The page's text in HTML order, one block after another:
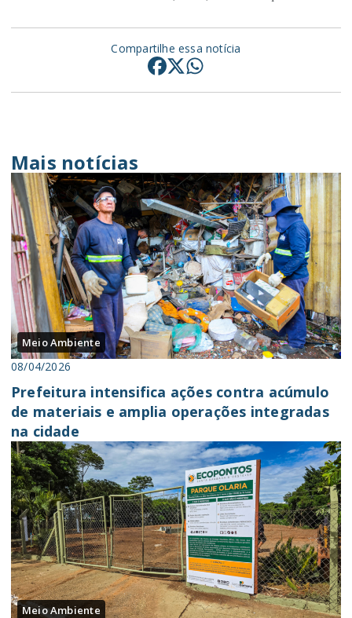
Compartilhe essa notícia
Mais notícias
Meio Ambiente
08/04/2026
Prefeitura intensifica ações contra acúmulo
de materiais e amplia operações integradas
na cidade
Meio Ambiente